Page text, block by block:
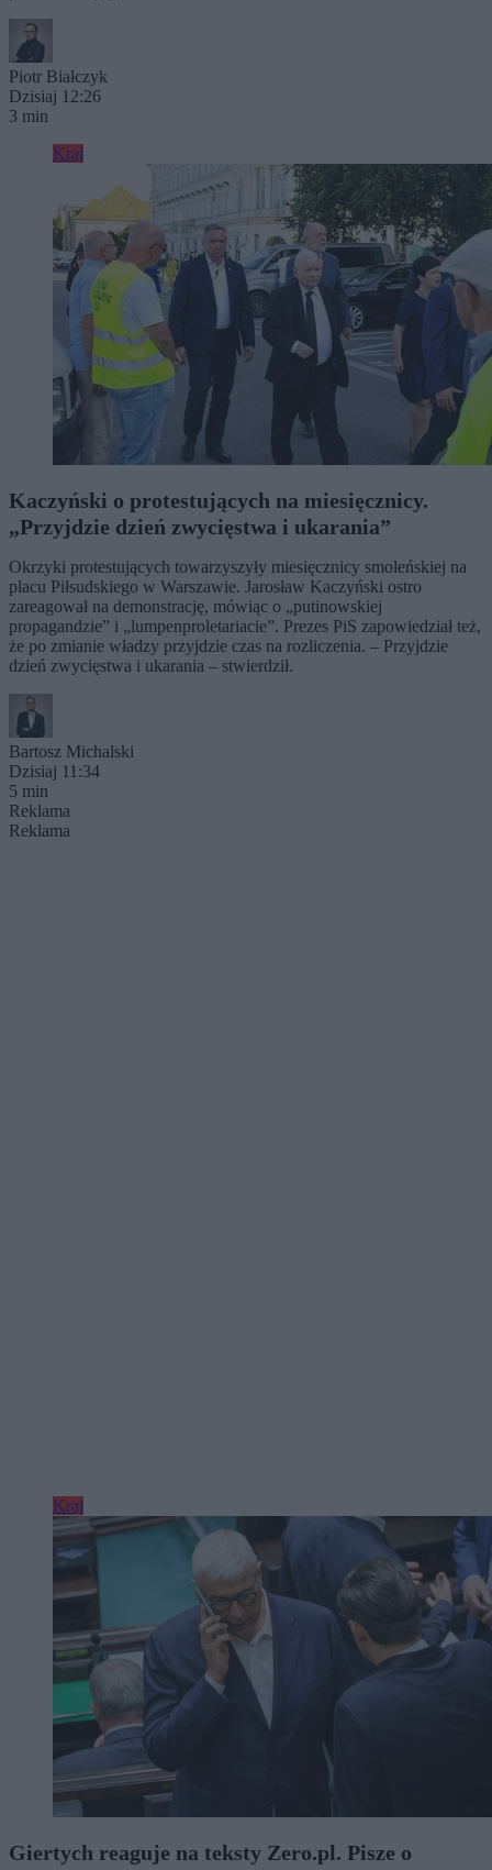
Piotr Białczyk
Dzisiaj 12:26
3 min
Kraj
Kaczyński o protestujących na miesięcznicy.
„Przyjdzie dzień zwycięstwa i ukarania”
Okrzyki protestujących towarzyszyły miesięcznicy smoleńskiej na
placu Piłsudskiego w Warszawie. Jarosław Kaczyński ostro
zareagował na demonstrację, mówiąc o „putinowskiej
propagandzie” i „lumpenproletariacie”. Prezes PiS zapowiedział też,
że po zmianie władzy przyjdzie czas na rozliczenia. – Przyjdzie
dzień zwycięstwa i ukarania – stwierdził.
Bartosz Michalski
Dzisiaj 11:34
5 min
Reklama
Reklama
Kraj
Giertych reaguje na teksty Zero.pl. Pisze o